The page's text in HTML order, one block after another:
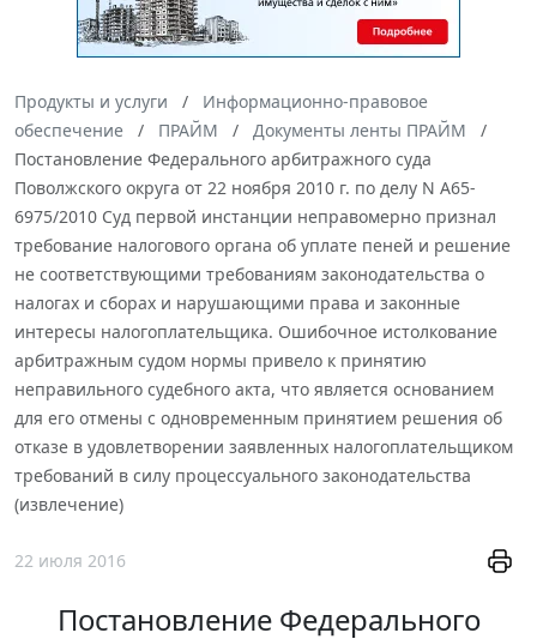
Продукты и услуги
Информационно-правовое
обеспечение
ПРАЙМ
Документы ленты ПРАЙМ
Постановление Федерального арбитражного суда
Поволжского округа от 22 ноября 2010 г. по делу N А65-
6975/2010 Суд первой инстанции неправомерно признал
требование налогового органа об уплате пеней и решение
не соответствующими требованиям законодательства о
налогах и сборах и нарушающими права и законные
интересы налогоплательщика. Ошибочное истолкование
арбитражным судом нормы привело к принятию
неправильного судебного акта, что является основанием
для его отмены с одновременным принятием решения об
отказе в удовлетворении заявленных налогоплательщиком
требований в силу процессуального законодательства
(извлечение)
22 июля 2016
Постановление Федерального